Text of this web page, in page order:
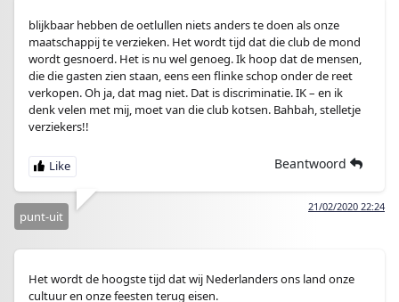
blijkbaar hebben de oetlullen niets anders te doen als onze
maatschappij te verzieken. Het wordt tijd dat die club de mond
wordt gesnoerd. Het is nu wel genoeg. Ik hoop dat de mensen,
die die gasten zien staan, eens een flinke schop onder de reet
verkopen. Oh ja, dat mag niet. Dat is discriminatie. IK – en ik
denk velen met mij, moet van die club kotsen. Bahbah, stelletje
verziekers!!
Beantwoord
21/02/2020 22:24
punt-uit
Het wordt de hoogste tijd dat wij Nederlanders ons land onze
cultuur en onze feesten terug eisen.